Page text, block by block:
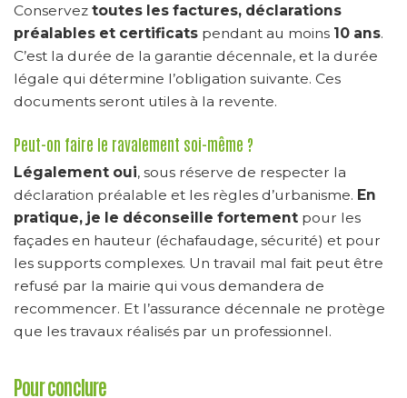
Conservez toutes les factures, déclarations
préalables et certificats pendant au moins 10 ans.
C’est la durée de la garantie décennale, et la durée
légale qui détermine l’obligation suivante. Ces
documents seront utiles à la revente.
Peut-on faire le ravalement soi-même ?
Légalement oui, sous réserve de respecter la
déclaration préalable et les règles d’urbanisme. En
pratique, je le déconseille fortement pour les
façades en hauteur (échafaudage, sécurité) et pour
les supports complexes. Un travail mal fait peut être
refusé par la mairie qui vous demandera de
recommencer. Et l’assurance décennale ne protège
que les travaux réalisés par un professionnel.
Pour conclure